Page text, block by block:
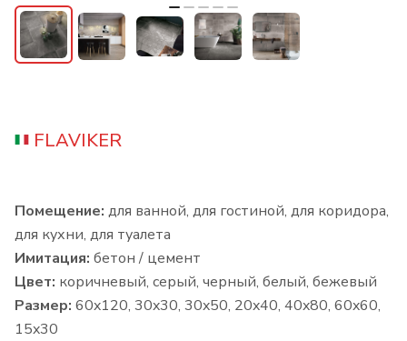
FLAVIKER
Помещение: для ванной, для гостиной, для коридора,
для кухни, для туалета
Имитация: бетон / цемент
Цвет: коричневый, серый, черный, белый, бежевый
Размер: 60x120, 30x30, 30x50, 20x40, 40x80, 60x60,
15x30